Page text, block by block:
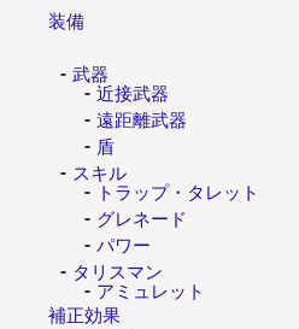
装備
武器
近接武器
遠距離武器
盾
スキル
トラップ・タレット
グレネード
パワー
タリスマン
アミュレット
補正効果